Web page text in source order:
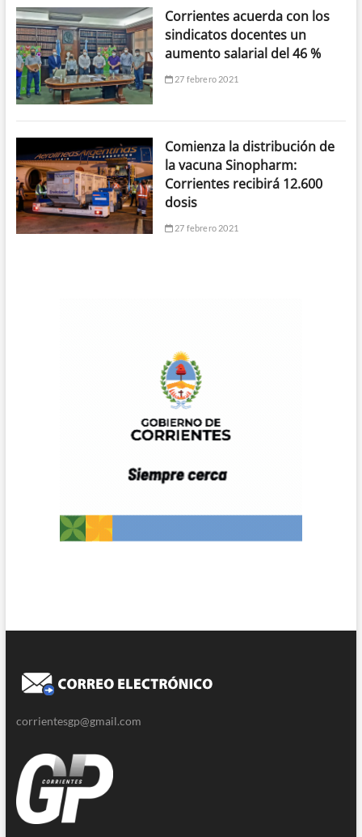
Corrientes acuerda con los
sindicatos docentes un
aumento salarial del 46 %
27 febrero 2021
Comienza la distribución de
la vacuna Sinopharm:
Corrientes recibirá 12.600
dosis
27 febrero 2021
corrientesgp@gmail.com